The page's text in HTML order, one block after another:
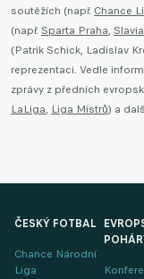
soutěžích (např. Chance
(např. Sparta Praha,
(Patrik Schick, Ladislav
reprezentaci. Vedle
zprávy z předních
LaLiga, Liga Mistrů) a
ČESKÝ FOTBAL
Chance Národní
Liga